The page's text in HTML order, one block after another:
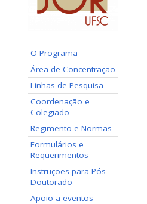
O Programa
Área de Concentração
Linhas de Pesquisa
Coordenação e
Colegiado
Regimento e Normas
Formulários e
Requerimentos
Instruções para Pós-
Doutorado
Apoio a eventos